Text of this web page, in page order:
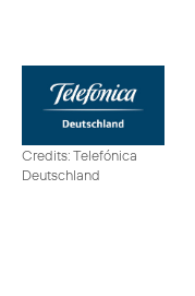
Credits: Telefónica
Deutschland